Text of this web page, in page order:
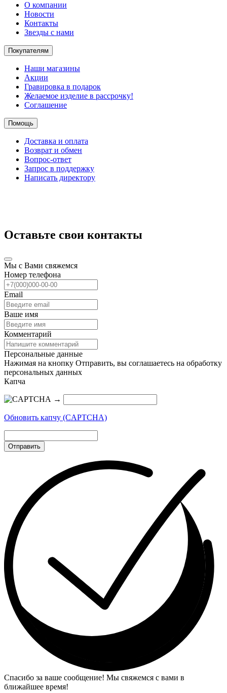
О компании
Новости
Контакты
Звезды с нами
Покупателям
Наши магазины
Акции
Гравировка в подарок
Желаемое изделие в рассрочку!
Соглашение
Помощь
Доставка и оплата
Возврат и обмен
Вопрос-ответ
Запрос в поддержку
Написать директору
Оставьте свои контакты
Мы с Вами свяжемся
Номер телефона
Email
Ваше имя
Комментарий
Персональные данные
Нажимая на кнопку Отправить, вы соглашаетесь на обработку
персональных данных
Капча
→
Обновить капчу (CAPTCHA)
Отправить
Спасибо за ваше сообщение! Мы свяжемся с вами в
ближайшее время!